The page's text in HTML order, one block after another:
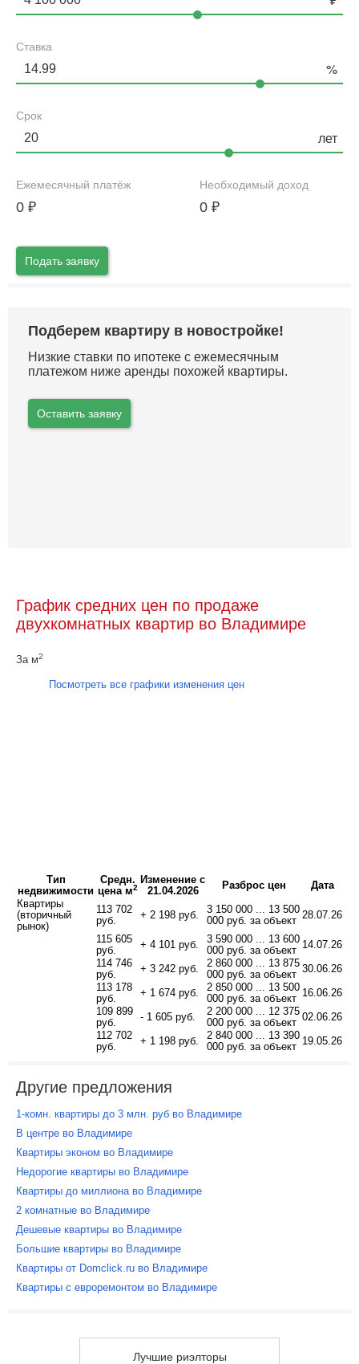
Ставка
Срок
Ежемесячный платёж
0 ₽
Необходимый доход
0 ₽
Подать заявку
Подберем квартиру в новостройке!
Низкие ставки по ипотеке с ежемесячным
платежом ниже аренды похожей квартиры.
Оставить заявку
График средних цен по продаже
двухкомнатных квартир во Владимире
За м2
Посмотреть все графики изменения цен
Тип
недвижимости
Средн.
цена м2
Изменение с
21.04.2026
Разброс цен
Дата
Квартиры
(вторичный
рынок)
113 702
руб.
+ 2 198 руб.
3 150 000 ... 13 500
000 руб. за объект 28.07.26
115 605
руб.
+ 4 101 руб.
3 590 000 ... 13 600
000 руб. за объект 14.07.26
114 746
руб.
+ 3 242 руб.
2 860 000 ... 13 875
000 руб. за объект 30.06.26
113 178
руб.
+ 1 674 руб.
2 850 000 ... 13 500
000 руб. за объект 16.06.26
109 899
руб.
- 1 605 руб.
2 200 000 ... 12 375
000 руб. за объект 02.06.26
112 702
руб.
+ 1 198 руб.
2 840 000 ... 13 390
000 руб. за объект 19.05.26
Другие предложения
1-комн. квартиры до 3 млн. руб во Владимире
В центре во Владимире
Квартиры эконом во Владимире
Недорогие квартиры во Владимире
Квартиры до миллиона во Владимире
2 комнатные во Владимире
Дешевые квартиры во Владимире
Большие квартиры во Владимире
Квартиры от Domclick.ru во Владимире
Квартиры с евроремонтом во Владимире
Лучшие риэлторы